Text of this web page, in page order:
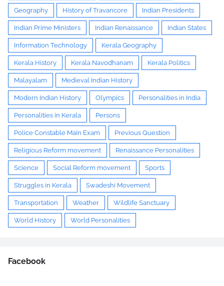
Geography History of Travancore Indian Presidents
Indian Prime Ministers Indian Renaissance Indian States
Information Technology Kerala Geography
Kerala History Kerala Navodhanam Kerala Politics
Malayalam Medieval Indian History
Modern Indian History Olympics Personalities in India
Personalities in Kerala Persons
Police Constable Main Exam Previous Question
Religious Reform movement Renaissance Personalities
Science Social Reform movement Sports
Struggles in Kerala Swadeshi Movement
Transportation Weather Wildlife Sanctuary
World History World Personalities
Facebook